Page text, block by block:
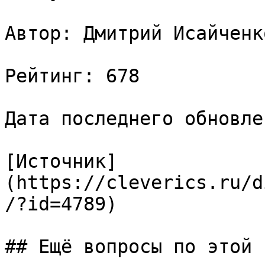
Автор: Дмитрий
Рейтинг: 678
Дата последнего
[Источник]
(https://cleverics.ru/
/?id=4789)
## Ещё вопросы по этой